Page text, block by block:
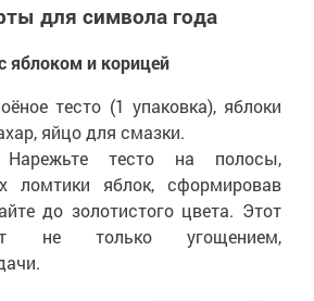
для символа года
яблоком и корицей
тесто (1 упаковка), яблоки
яйцо для смазки.
тесто на полосы,
ломтики яблок, сформировав
до золотистого цвета. Этот
не только угощением,